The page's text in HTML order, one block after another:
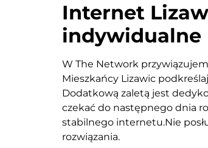
Internet
indywidualne
W The Network
Mieszkańcy Lizawic
Dodatkową zaletą jest
czekać do następnego dnia
stabilnego internetu.Nie
rozwiązania.